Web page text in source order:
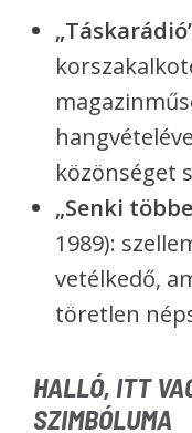
közönséget
„Senki
1989):
vetélkedő,
töretlen
HALLÓ, ITT
SZIMBÓLUMA